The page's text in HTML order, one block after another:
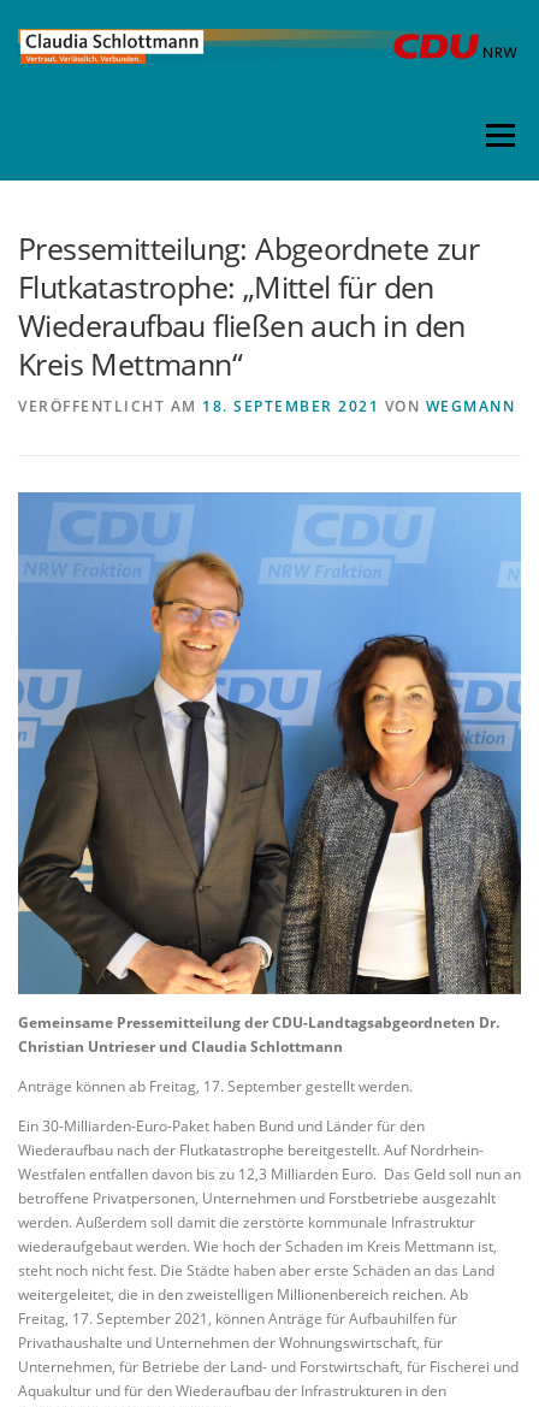
zum
Inhalt
Menü
Pressemitteilung: Abgeordnete zur
Flutkatastrophe: „Mittel für den
Wiederaufbau fließen auch in den
Kreis Mettmann“
VERÖFFENTLICHT AM 18. SEPTEMBER 2021 VON WEGMANN
Gemeinsame Pressemitteilung der CDU-Landtagsabgeordneten Dr.
Christian Untrieser und Claudia Schlottmann
Anträge können ab Freitag, 17. September gestellt werden.
Ein 30-Milliarden-Euro-Paket haben Bund und Länder für den
Wiederaufbau nach der Flutkatastrophe bereitgestellt. Auf Nordrhein-
Westfalen entfallen davon bis zu 12,3 Milliarden Euro. Das Geld soll nun an
betroffene Privatpersonen, Unternehmen und Forstbetriebe ausgezahlt
werden. Außerdem soll damit die zerstörte kommunale Infrastruktur
wiederaufgebaut werden. Wie hoch der Schaden im Kreis Mettmann ist,
steht noch nicht fest. Die Städte haben aber erste Schäden an das Land
weitergeleitet, die in den zweistelligen Millionenbereich reichen. Ab
Freitag, 17. September 2021, können Anträge für Aufbauhilfen für
Privathaushalte und Unternehmen der Wohnungswirtschaft, für
Unternehmen, für Betriebe der Land- und Forstwirtschaft, für Fischerei und
Aquakultur und für den Wiederaufbau der Infrastrukturen in den